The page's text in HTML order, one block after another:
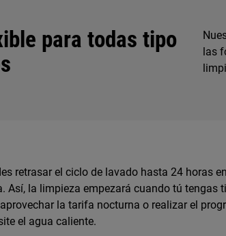
para todas tipo
las
retrasar el ciclo de lavado hasta 24 horas en
Así, la limpieza empezará cuando tú tengas
la tarifa nocturna o realizar el
el agua caliente.